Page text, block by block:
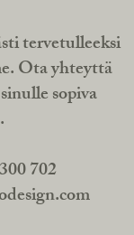
tervetulleeksi
Ota yhteyttä
sopiva
702